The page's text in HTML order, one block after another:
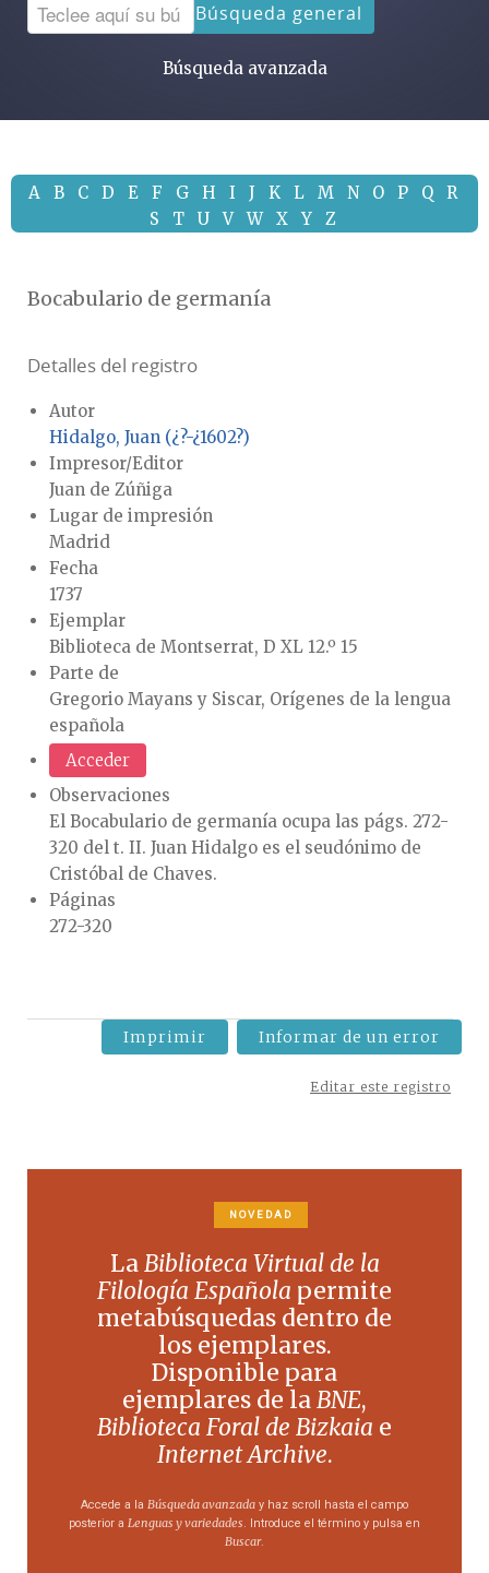
Búsqueda general
Búsqueda avanzada
A B C D E F G H I J K L M N O P Q
R
S
T U V W X Y Z
Bocabulario de germanía
Detalles del registro
Autor
Hidalgo, Juan (¿?-¿1602?)
Impresor/Editor
Juan de Zúñiga
Lugar de impresión
Madrid
Fecha
1737
Ejemplar
Biblioteca de Montserrat, D XL 12.º 15
Parte de
Gregorio Mayans y Siscar, Orígenes de la lengua
española
Acceder
Observaciones
El Bocabulario de germanía ocupa las págs. 272-
320 del t. II. Juan Hidalgo es el seudónimo de
Cristóbal de Chaves.
Páginas
272-320
Imprimir Informar de un error
Editar este registro
NOVEDAD
LaBiblioteca Virtual de la
Filología Española permite
metabúsquedas dentro de
los ejemplares.
Disponible para
ejemplares de laBNE,
Biblioteca Foral de Bizkaia e
Internet Archive.
Accede a la Búsqueda avanzada y haz scroll hasta el campo
posterior a Lenguas y variedades . Introduce el término y pulsa en
Buscar.